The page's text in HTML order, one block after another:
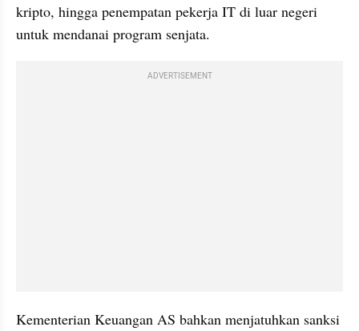
kripto, hingga penempatan pekerja IT di luar negeri
untuk mendanai program senjata.
ADVERTISEMENT
Kementerian Keuangan AS bahkan menjatuhkan sanksi